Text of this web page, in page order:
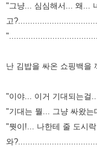
"그냥... 심심해서... 왜...
고
난 김밥을 싸온 쇼핑백을
"이야... 이거 기대되는
"기대는 뭘... 그냥 싸왔
"뭣이!... 나한테 줄 도시
와